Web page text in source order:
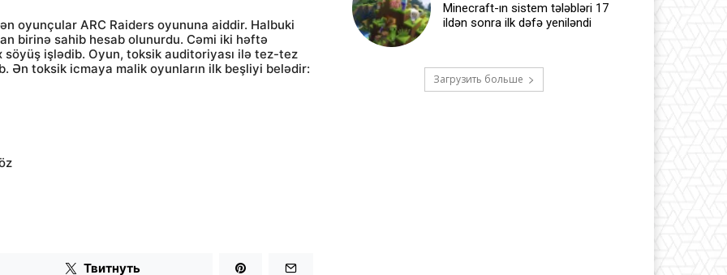
oyunçular ARC Raiders oyununa aiddir. Halbuki
birinə sahib hesab olunurdu. Cəmi iki həftə
işlədib. Oyun, toksik auditoriyası ilə tez-tez
Ən toksik icmaya malik oyunların ilk beşliyi belədir:
Твитнуть
Minecraft-ın sistem tələbləri 17
ildən sonra ilk dəfə yeniləndi
Загрузить больше